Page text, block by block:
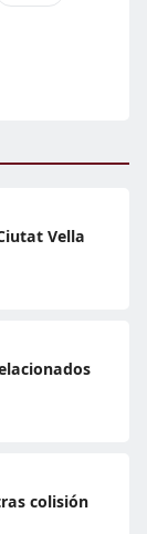
Vella
colisión